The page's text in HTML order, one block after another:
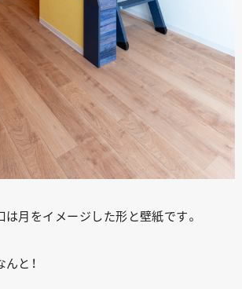
月をイメージした形と壁紙です。
と！